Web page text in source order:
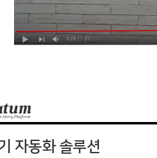
자동화 솔루션